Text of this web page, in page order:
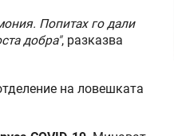
Попитах го дали
добра", разказва
на ловешката